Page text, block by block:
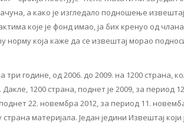
а како је изгледало подношење
које је фонд имао, ја бих кренуо од
норму која каже да се извештај морао
три године, од 2006. до 2009. на 1200 страна,
1200 страна, поднет је 2009, за период
22. новембра 2012, за период 11.
материјала. Један једини Извештај